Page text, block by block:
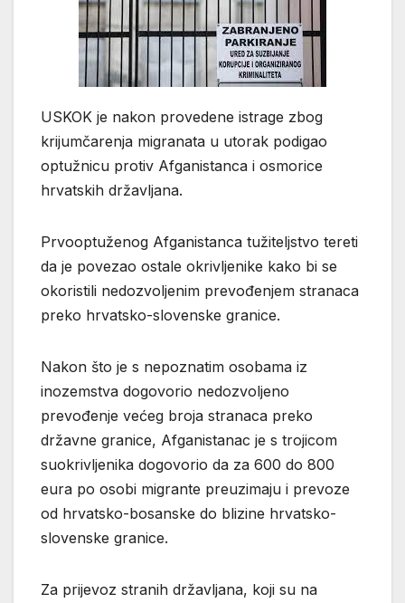
USKOK je nakon provedene istrage zbog
krijumčarenja migranata u utorak podigao
optužnicu protiv Afganistanca i osmorice
hrvatskih državljana.
Prvooptuženog Afganistanca tužiteljstvo tereti
da je povezao ostale okrivljenike kako bi se
okoristili nedozvoljenim prevođenjem stranaca
preko hrvatsko-slovenske granice.
Nakon što je s nepoznatim osobama iz
inozemstva dogovorio nedozvoljeno
prevođenje većeg broja stranaca preko
državne granice, Afganistanac je s trojicom
suokrivljenika dogovorio da za 600 do 800
eura po osobi migrante preuzimaju i prevoze
od hrvatsko-bosanske do blizine hrvatsko-
slovenske granice.
Za prijevoz stranih državljana, koji su na